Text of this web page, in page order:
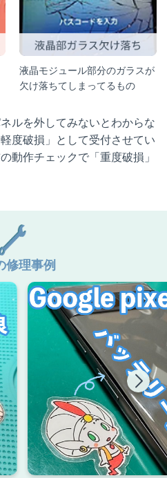
液晶モジュール部分のガラスが
欠け落ちてしまってるもの
ルを外してみないとわからな
度破損」として受付させてい
動作チェックで「重度破損」
修理事例